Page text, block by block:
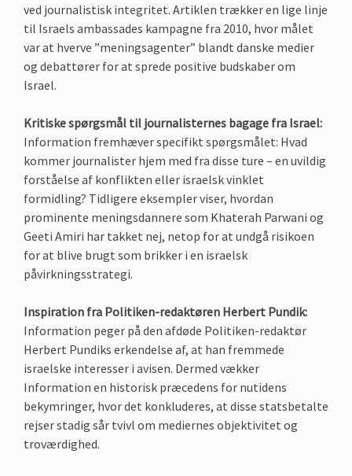
ved journalistisk integritet. Artiklen trækker en lige linje
til Israels ambassades kampagne fra 2010, hvor målet
var at hverve ”meningsagenter” blandt danske medier
og debattører for at sprede positive budskaber om
Israel.
Kritiske spørgsmål til journalisternes bagage fra Israel:
Information fremhæver specifikt spørgsmålet: Hvad
kommer journalister hjem med fra disse ture – en uvildig
forståelse af konflikten eller israelsk vinklet
formidling? Tidligere eksempler viser, hvordan
prominente meningsdannere som Khaterah Parwani og
Geeti Amiri har takket nej, netop for at undgå risikoen
for at blive brugt som brikker i en israelsk
påvirkningsstrategi.
Inspiration fra Politiken-redaktøren Herbert Pundik:
Information peger på den afdøde Politiken-redaktør
Herbert Pundiks erkendelse af, at han fremmede
israelske interesser i avisen. Dermed vækker
Information en historisk præcedens for nutidens
bekymringer, hvor det konkluderes, at disse statsbetalte
rejser stadig sår tvivl om mediernes objektivitet og
troværdighed.